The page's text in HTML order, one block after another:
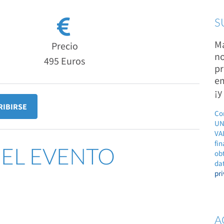
Precio
495 Euros
EVENTO